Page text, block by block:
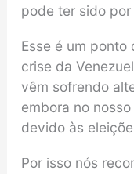
pode ter sido
Esse é um
crise da
vêm sofrendo
embora no
devido às
Por isso nós